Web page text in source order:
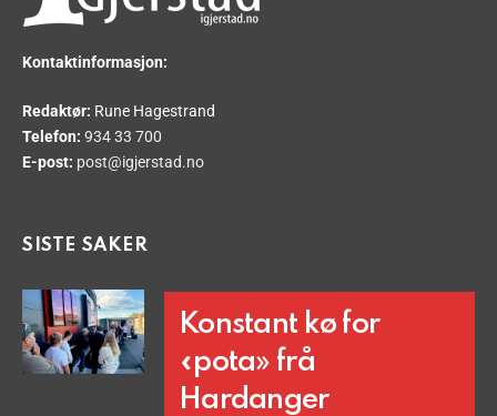
Kontaktinformasjon:
Redaktør: Rune Hagestrand
Telefon: 934 33 700
E-post: post@igjerstad.no
SISTE SAKER
Konstant kø for
«pota» frå
Hardanger